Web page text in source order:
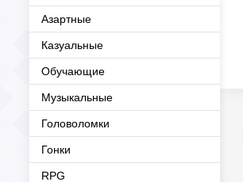
Азартные
Казуальные
Обучающие
Музыкальные
Головоломки
Гонки
RPG